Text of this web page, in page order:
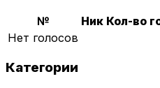
№ Ник Кол-во
Нет голосов
Категории